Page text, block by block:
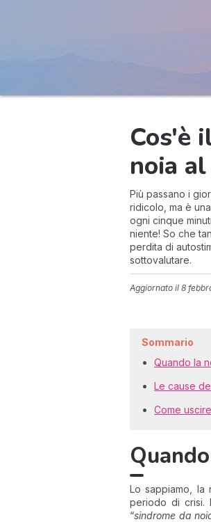
Cos'è
noia
Più passano i
ridicolo, ma è
ogni cinque
niente! So che
perdita di
sottovalutare.
Aggiornato il 8
Sommario
Quando la
Le cause
Come
Lo sappiamo, la
periodo di crisi.
“sindrome da